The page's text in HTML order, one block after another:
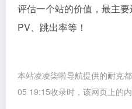
评估一个站的价值，最主
PV、跳出率等！
本站凌凌柒啦导航提供的耐克
05 19:15收录时，该网页上的